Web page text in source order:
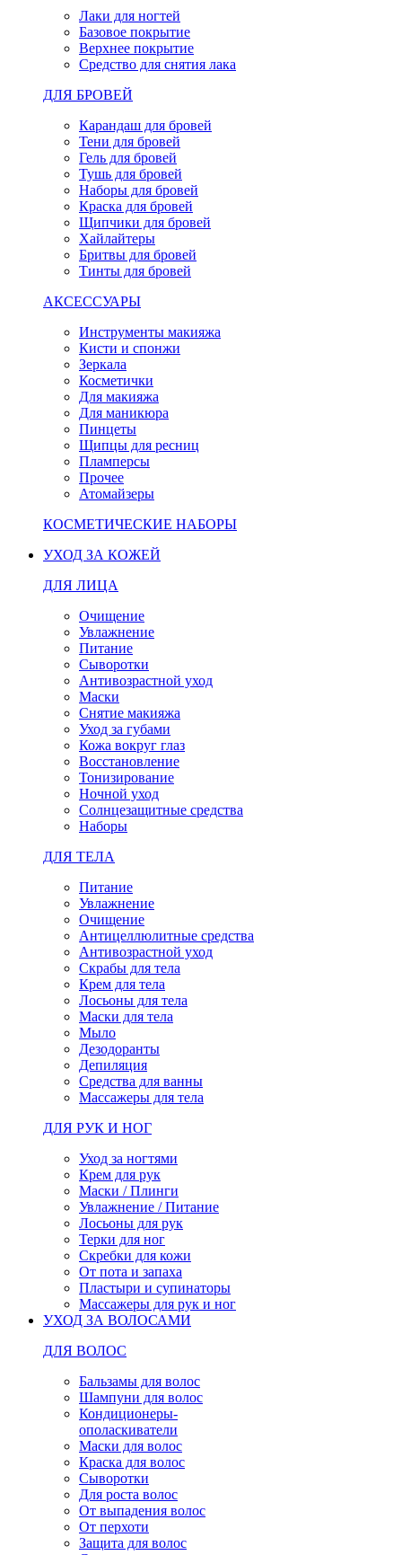
Лаки для ногтей
Базовое покрытие
Верхнее покрытие
Средство для снятия лака
ДЛЯ БРОВЕЙ
Карандаш для бровей
Тени для бровей
Гель для бровей
Тушь для бровей
Наборы для бровей
Краска для бровей
Щипчики для бровей
Хайлайтеры
Бритвы для бровей
Тинты для бровей
АКСЕССУАРЫ
Инструменты макияжа
Кисти и спонжи
Зеркала
Косметички
Для макияжа
Для маникюра
Пинцеты
Щипцы для ресниц
Пламперсы
Прочее
Атомайзеры
КОСМЕТИЧЕСКИЕ НАБОРЫ
УХОД ЗА КОЖЕЙ
ДЛЯ ЛИЦА
Очищение
Увлажнение
Питание
Сыворотки
Антивозрастной уход
Маски
Снятие макияжа
Уход за губами
Кожа вокруг глаз
Восстановление
Тонизирование
Ночной уход
Солнцезащитные средства
Наборы
ДЛЯ ТЕЛА
Питание
Увлажнение
Очищение
Антицеллюлитные средства
Антивозрастной уход
Скрабы для тела
Крем для тела
Лосьоны для тела
Маски для тела
Мыло
Дезодоранты
Депиляция
Средства для ванны
Массажеры для тела
ДЛЯ РУК И НОГ
Уход за ногтями
Крем для рук
Маски / Плинги
Увлажнение / Питание
Лосьоны для рук
Терки для ног
Скребки для кожи
От пота и запаха
Пластыри и супинаторы
Массажеры для рук и ног
УХОД ЗА ВОЛОСАМИ
ДЛЯ ВОЛОС
Бальзамы для волос
Шампуни для волос
Кондиционеры-
ополаскиватели
Маски для волос
Краска для волос
Сыворотки
Для роста волос
От выпадения волос
От перхоти
Защита для волос